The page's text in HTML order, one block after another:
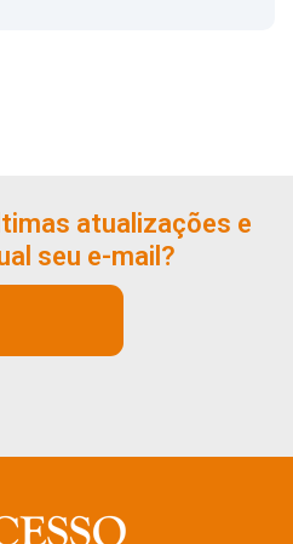
atualizações e
seu e-mail?